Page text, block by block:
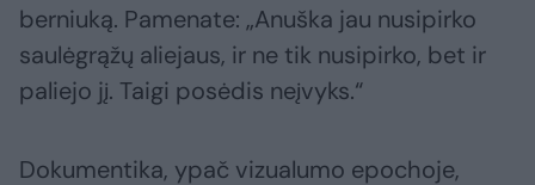
berniuką. Pamenate: „Anuška jau nusipirko
saulėgrąžų aliejaus, ir ne tik nusipirko, bet ir
paliejo jį. Taigi posėdis neįvyks.“
Dokumentika, ypač vizualumo epochoje,